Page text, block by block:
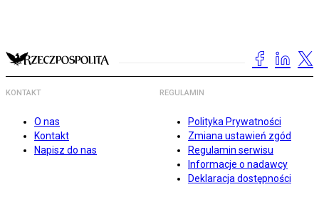
KONTAKT
O nas
Kontakt
Napisz do nas
REGULAMIN
Polityka Prywatności
Zmiana ustawień zgód
Regulamin serwisu
Informacje o nadawcy
Deklaracja dostępności